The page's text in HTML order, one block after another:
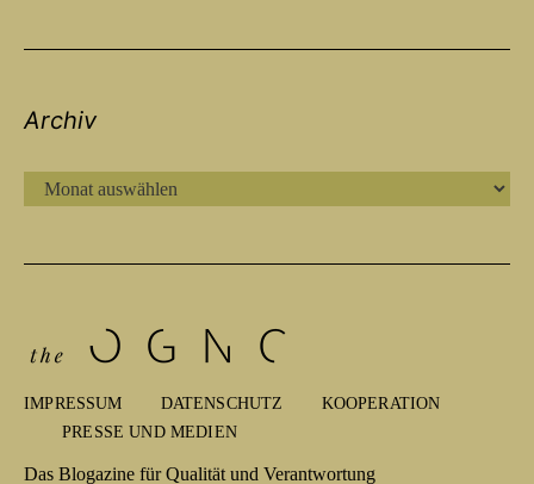
Archiv
IMPRESSUM DATENSCHUTZ
KOOPERATION
PRESSE UND MEDIEN
Das Blogazine für Qualität und Verantwortung